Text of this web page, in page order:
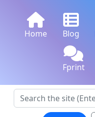
Home Blog
Fprint